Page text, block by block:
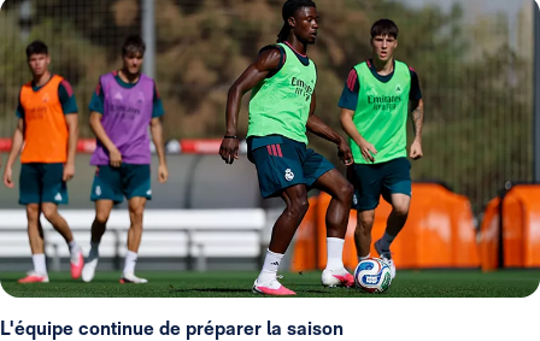
L'équipe continue de préparer la saison